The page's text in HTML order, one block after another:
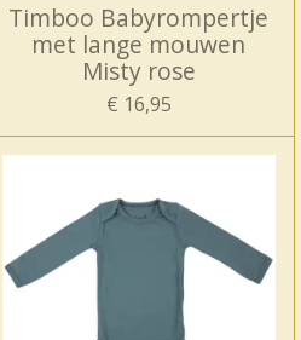
Timboo Babyrompertje
met lange mouwen
Misty rose
€ 16,95